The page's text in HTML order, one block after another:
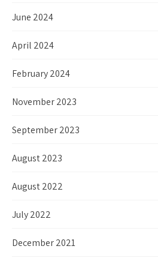
June 2024
April 2024
February 2024
November 2023
September 2023
August 2023
August 2022
July 2022
December 2021